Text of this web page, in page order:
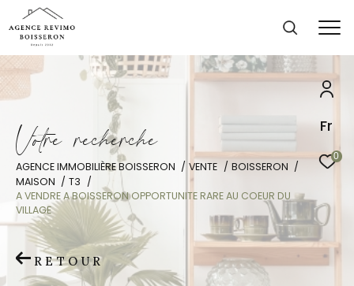
Fr
0
Votre recherche
AGENCE IMMOBILIÈRE BOISSERON VENTE
BOISSERON
MAISON
T3
A VENDRE A BOISSERON OPPORTUNITE RARE AU COEUR DU
VILLAGE
RETOUR